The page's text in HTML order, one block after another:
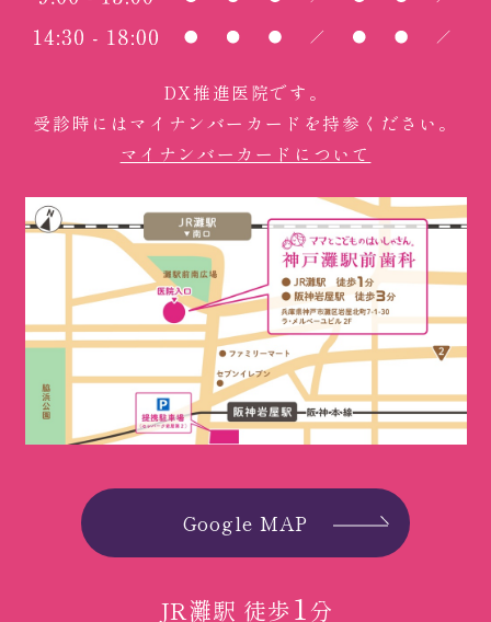
DX推進医院です。
受診時にはマイナンバーカードを持参ください。
マイナンバーカードについて
Google MAP
JR灘駅 徒歩1 分